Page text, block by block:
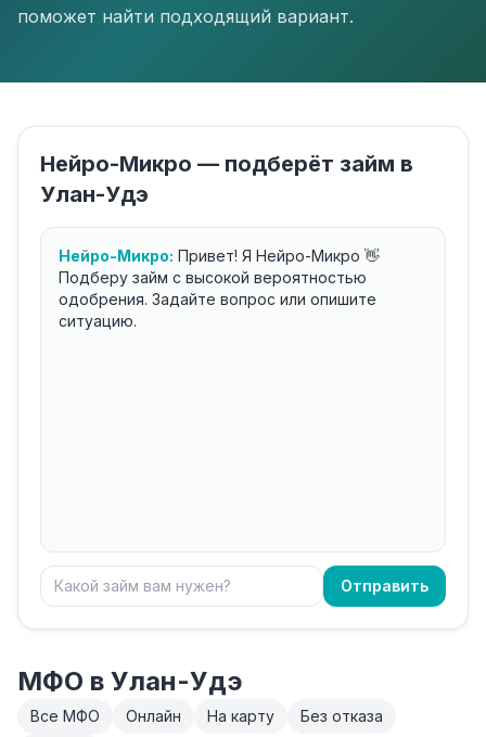
поможет найти подходящий вариант.
Нейро-Микро — подберёт займ в
Улан-Удэ
Нейро-Микро: Привет! Я Нейро-Микро 👋
Подберу займ с высокой вероятностью
одобрения. Задайте вопрос или опишите
ситуацию.
Отправить
МФО в Улан-Удэ
Все МФО Онлайн На карту
Без отказа